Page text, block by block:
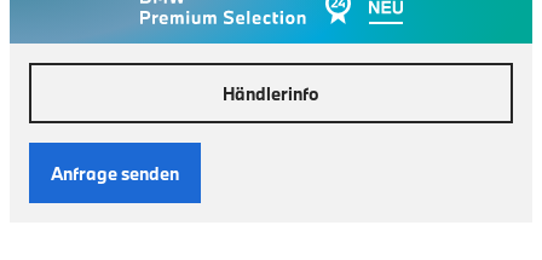
Händlerinfo
Anfrage senden